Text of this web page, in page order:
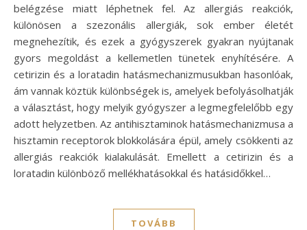
belégzése miatt léphetnek fel. Az allergiás reakciók,
különösen a szezonális allergiák, sok ember életét
megnehezítik, és ezek a gyógyszerek gyakran nyújtanak
gyors megoldást a kellemetlen tünetek enyhítésére. A
cetirizin és a loratadin hatásmechanizmusukban hasonlóak,
ám vannak köztük különbségek is, amelyek befolyásolhatják
a választást, hogy melyik gyógyszer a legmegfelelőbb egy
adott helyzetben. Az antihisztaminok hatásmechanizmusa a
hisztamin receptorok blokkolására épül, amely csökkenti az
allergiás reakciók kialakulását. Emellett a cetirizin és a
loratadin különböző mellékhatásokkal és hatásidőkkel…
TOVÁBB